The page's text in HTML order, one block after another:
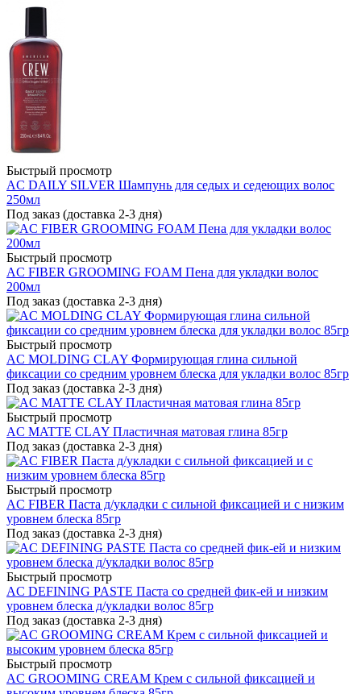
Быстрый просмотр
AC DAILY SILVER Шампунь для седых и седеющих волос
250мл
Под заказ (доставка 2-3 дня)
Быстрый просмотр
AC FIBER GROOMING FOAM Пена для укладки волос
200мл
Под заказ (доставка 2-3 дня)
Быстрый просмотр
AC MOLDING CLAY Формирующая глина сильной
фиксации со средним уровнем блеска для укладки волос 85гр
Под заказ (доставка 2-3 дня)
Быстрый просмотр
AC MATTE CLAY Пластичная матовая глина 85гр
Под заказ (доставка 2-3 дня)
Быстрый просмотр
AC FIBER Паста д/укладки с сильной фиксацией и с низким
уровнем блеска 85гр
Под заказ (доставка 2-3 дня)
Быстрый просмотр
AC DEFINING PASTE Паста со средней фик-ей и низким
уровнем блеска д/укладки волос 85гр
Под заказ (доставка 2-3 дня)
Быстрый просмотр
AC GROOMING CREAM Крем с сильной фиксацией и